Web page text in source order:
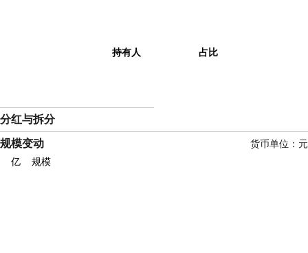
持有人 占比
分红与拆分
规模变动
货币单位：元
亿
规模